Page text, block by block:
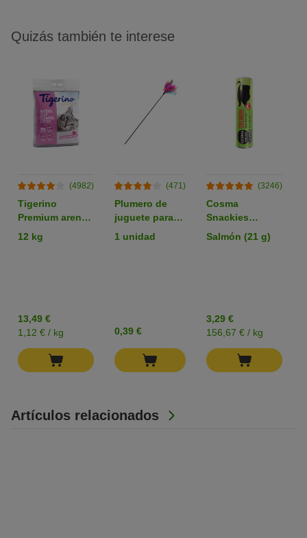
Artículos relacionados
Quizás también te interese
(4982)
Tigerino
Premium arena
aglomerante
con olor a talco
12 kg
13,49 €
1,12 € / kg
(471)
Plumero de
juguete para
gatos
1 unidad
0,39 €
(3246)
Cosma
Snackies
liofilizados
snacks para
Salmón (21 g)
3,29 €
156,67 € / kg